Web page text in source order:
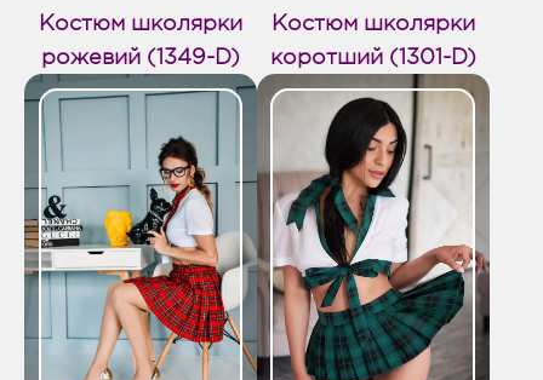
Костюм школярки
рожевий (1349-D)
Костюм школярки
коротший (1301-D)